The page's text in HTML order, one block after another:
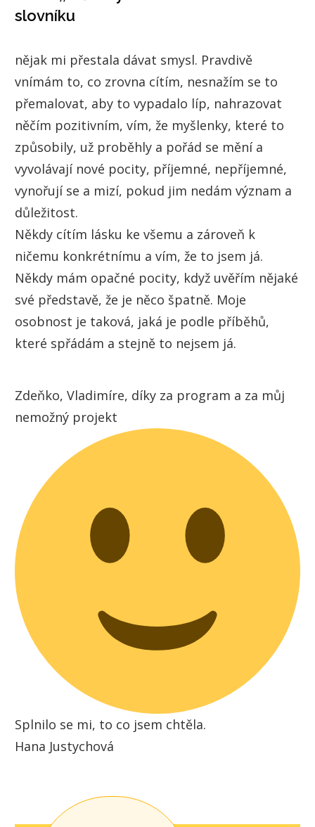
slovníku
nějak mi přestala dávat smysl. Pravdivě
vnímám to, co zrovna cítím, nesnažím se to
přemalovat, aby to vypadalo líp, nahrazovat
něčím pozitivním, vím, že myšlenky, které to
způsobily, už proběhly a pořád se mění a
vyvolávají nové pocity, příjemné, nepříjemné,
vynořují se a mizí, pokud jim nedám význam a
důležitost.
Někdy cítím lásku ke všemu a zároveň k
ničemu konkrétnímu a vím, že to jsem já.
Někdy mám opačné pocity, když uvěřím nějaké
své představě, že je něco špatně. Moje
osobnost je taková, jaká je podle příběhů,
které spřádám a stejně to nejsem já.
Zdeňko, Vladimíre, díky za program a za můj
nemožný projekt
Splnilo se mi, to co jsem chtěla.
Hana Justychová